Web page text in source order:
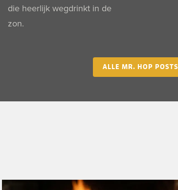
die heerlijk wegdrinkt in de
zon.
ALLE MR. HOP POSTS